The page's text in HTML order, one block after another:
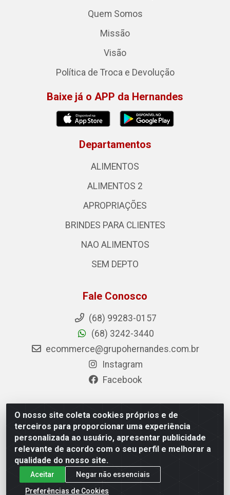
O nosso site coleta cookies próprios e de
terceiros para proporcionar uma experiência
personalizada ao usuário, apresentar publicidade
relevante de acordo com o seu perfil e melhorar a
qualidade do nosso site.
Aceitar
Negar não essenciais
Preferências de Cookies
Quem Somos
Missão
Visão
Política de Troca e Devolução
Baixe já o APP da Hernandes
Departamentos
ALIMENTOS
ALIMENTOS 2
APROPRIAÇÕES
BRINDES PARA CLIENTES
NAO ALIMENTOS
SEM DEPTO
Fale Conosco
(68) 99283-0157
(68) 3242-3440
ecommerce@grupohernandes.com.br
Instagram
Facebook
Hernandes - Atacado e Distribuições - Rodovia
Transacreana, 2155 - Floresta Sul, Rio Branco/AC - CEP
69.912-290 - CNPJ 12.996.556/0001-69